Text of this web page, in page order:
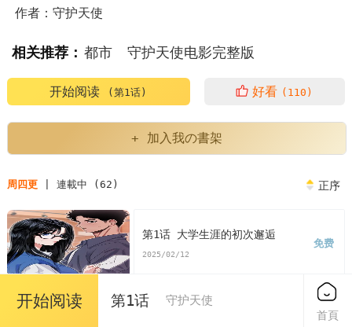
作者：守护天使
相关推荐： 都市 守护天使电影完整版
守护天使歌曲 守护天使是什么意思
守护天使志愿者队伍建设事业单位考试
守护天使越南恐怖片 守护天使电视剧
开始阅读 (第1话) 好看 (110)
+ 加入我の書架
周四更| 連載中 (62) 正序
第1话 大学生涯的初次邂逅
2025/02/12
免费
免费
开始阅读 第1话 守护天使
首頁